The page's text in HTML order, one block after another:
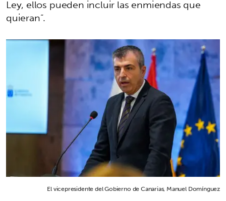
Ley, ellos pueden incluir las enmiendas que
quieran”.
El vicepresidente del Gobierno de Canarias, Manuel Domínguez